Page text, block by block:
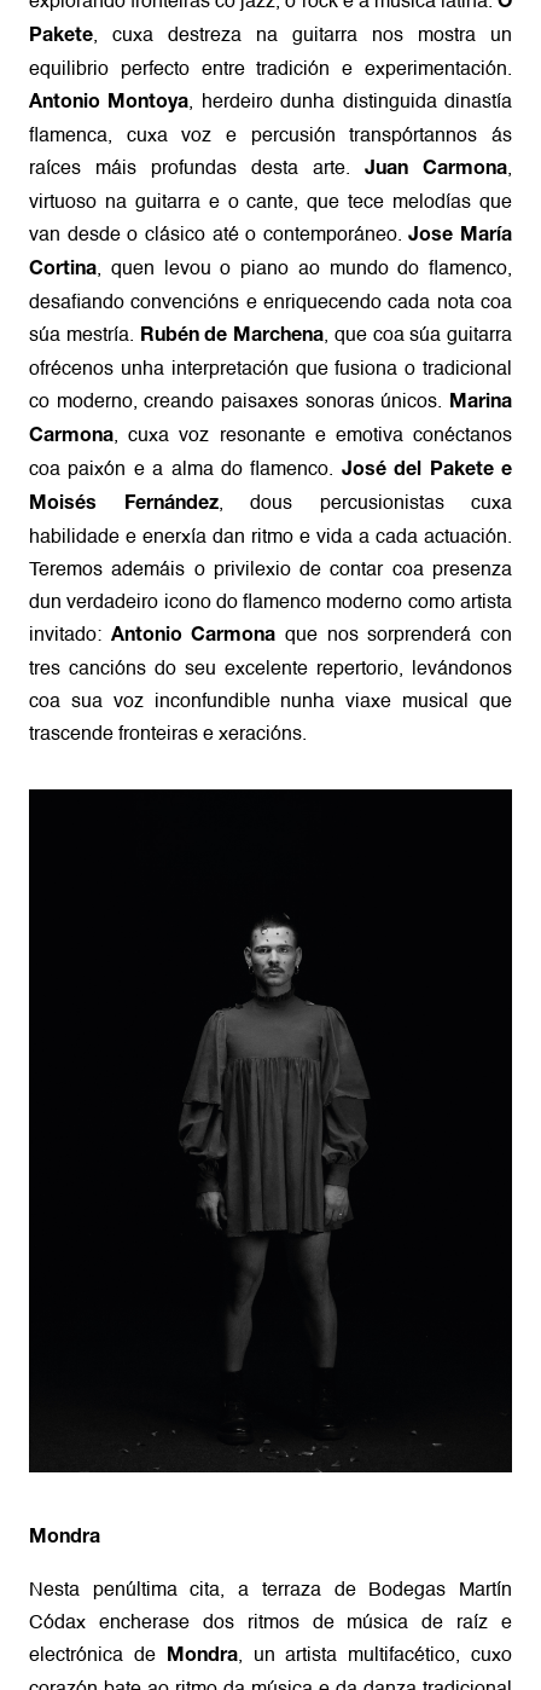
Pakete, cuxa destreza na guitarra nos mostra un
equilibrio perfecto entre tradición e experimentación.
Antonio Montoya, herdeiro dunha distinguida dinastía
flamenca, cuxa voz e percusión transpórtannos ás
raíces máis profundas desta arte. Juan Carmona,
virtuoso na guitarra e o cante, que tece melodías que
van desde o clásico até o contemporáneo.Jose María
Cortina, quen levou o piano ao mundo do flamenco,
desafiando convencións e enriquecendo cada nota coa
súa mestría. Rubén de Marchena, que coa súa guitarra
ofrécenos unha interpretación que fusiona o tradicional
co moderno, creando paisaxes sonoras únicos. Marina
Carmona, cuxa voz resonante e emotiva conéctanos
coa paixón e a alma do flamenco. José del Pakete e
Moisés Fernández, dous percusionistas cuxa
habilidade e enerxía dan ritmo e vida a cada actuación.
Teremos ademáis o privilexio de contar coa presenza
dun verdadeiro icono do flamenco moderno como artista
invitado: Antonio Carmona que nos sorprenderá con
tres cancións do seu excelente repertorio, levándonos
coa sua voz inconfundible nunha viaxe musical que
trascende fronteiras e xeracións.
Mondra
Nesta penúltima cita, a terraza de Bodegas Martín
Códax encherase dos ritmos de música de raíz e
electrónica deMondra, un artista multifacético, cuxo